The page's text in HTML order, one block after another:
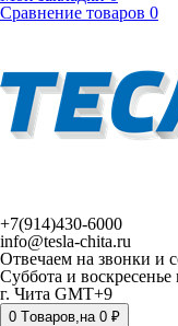
Сравнение товаров 0
+7(914)430-6000
info@tesla-chita.ru
Отвечаем на звонки и
Суббота и
г. Чита GMT+9
0 Tоваров,на 0 ₽